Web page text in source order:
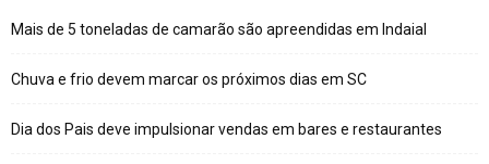
Mais de 5 toneladas de camarão são apreendidas em Indaial
Chuva e frio devem marcar os próximos dias em SC
Dia dos Pais deve impulsionar vendas em bares e restaurantes